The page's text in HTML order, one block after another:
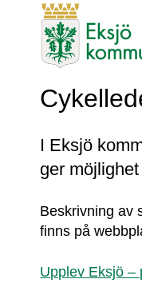
I Eksjö
ger
Beskrivning av
finns på
Upplev Eksjö –